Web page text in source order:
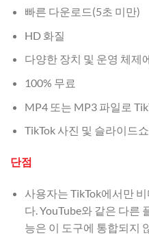
빠른 다운로드(5초 미만)
HD 화질
다양한 장치 및 운영 체제
100% 무료
MP4 또는 MP3 파일로
TikTok 사진 및 슬라이드
단점
사용자는 TikTok에서만
다. YouTube와 같은 다른
능은 이 도구에 통합되지